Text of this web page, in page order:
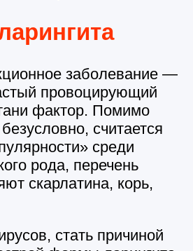
заболевание —
провоцирующий
фактор. Помимо
считается
среди
рода, перечень
скарлатина, корь,
стать причиной